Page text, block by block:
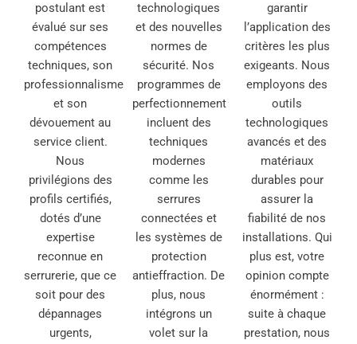
postulant est
évalué sur ses
compétences
techniques, son
professionnalisme
et son
dévouement au
service client.
Nous
privilégions des
profils certifiés,
dotés d’une
expertise
reconnue en
serrurerie, que ce
soit pour des
dépannages
urgents,
technologiques
et des nouvelles
normes de
sécurité. Nos
programmes de
perfectionnement
incluent des
techniques
modernes
comme les
serrures
connectées et
les systèmes de
protection
antieffraction. De
plus, nous
intégrons un
volet sur la
garantir
l’application des
critères les plus
exigeants. Nous
employons des
outils
technologiques
avancés et des
matériaux
durables pour
assurer la
fiabilité de nos
installations. Qui
plus est, votre
opinion compte
énormément :
suite à chaque
prestation, nous